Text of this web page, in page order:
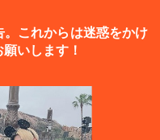
これからは迷惑をかけ
いします！